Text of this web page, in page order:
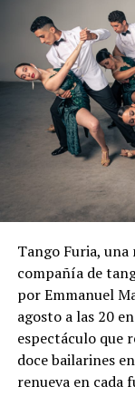
Tango Furia,
compañía de
por Emmanuel
agosto a las 20
espectáculo que
doce bailarines
renueva en cada